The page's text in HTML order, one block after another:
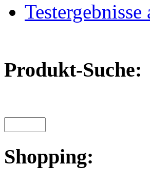
Produkt-Suche:
Shopping: